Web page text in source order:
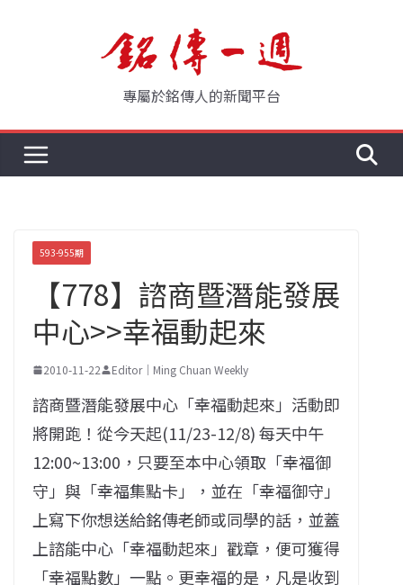
專屬於銘傳人的新聞平台
593-955期
【778】諮商暨潛能發展
中心>>幸福動起來
2010-11-22 Editor｜Ming Chuan Weekly
諮商暨潛能發展中心「幸福動起來」活動即
將開跑！從今天起(11/23-12/8) 每天中午
12:00~13:00，只要至本中心領取「幸福御
守」與「幸福集點卡」，並在「幸福御守」
上寫下你想送給銘傳老師或同學的話，並蓋
上諮能中心「幸福動起來」戳章，便可獲得
「幸福點數」一點。更幸福的是，凡是收到